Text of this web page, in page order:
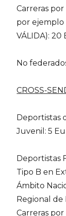
Carreras
por ejemplo
VÁLIDA): 20
No
CROSS-
Deportistas
Juvenil: 5
Deportistas
Tipo B en
Ámbito
Regional de
Carreras